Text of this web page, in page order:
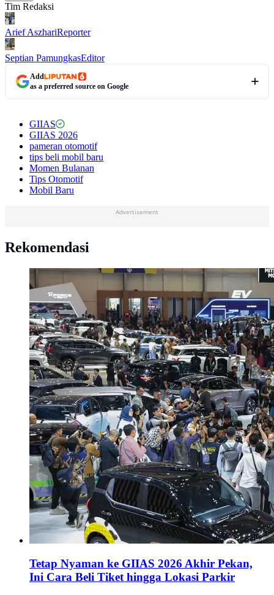
Tim Redaksi
Arief AszhariReporter
Septian PamungkasEditor
Add
as a preferred source on Google
GIIAS
GIIAS 2026
pameran otomotif
tips beli mobil baru
Momen Bulanan
Tips Otomotif
Mobil Baru
Advertisement
Rekomendasi
Tetap Nyaman ke GIIAS 2026 Akhir Pekan,
Ini Cara Beli Tiket hingga Lokasi Parkir